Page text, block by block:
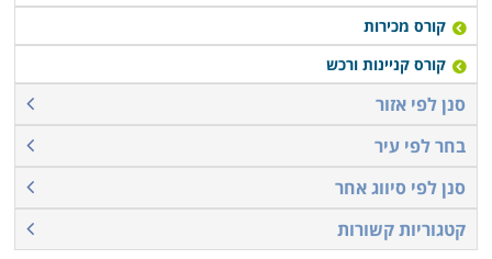
קורס מכירות
קורס קניינות ורכש
סנן לפי אזור
בחר לפי עיר
סנן לפי סיווג אחר
קטגוריות קשורות